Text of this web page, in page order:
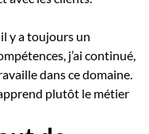
y a toujours un
j’ai continué,
dans ce domaine.
plutôt le métier